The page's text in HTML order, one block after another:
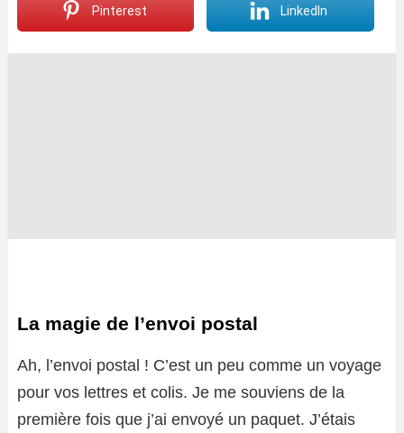
Pinterest LinkedIn
La magie de l’envoi postal
Ah, l’envoi postal ! C’est un peu comme un voyage
pour vos lettres et colis. Je me souviens de la
première fois que j’ai envoyé un paquet. J’étais